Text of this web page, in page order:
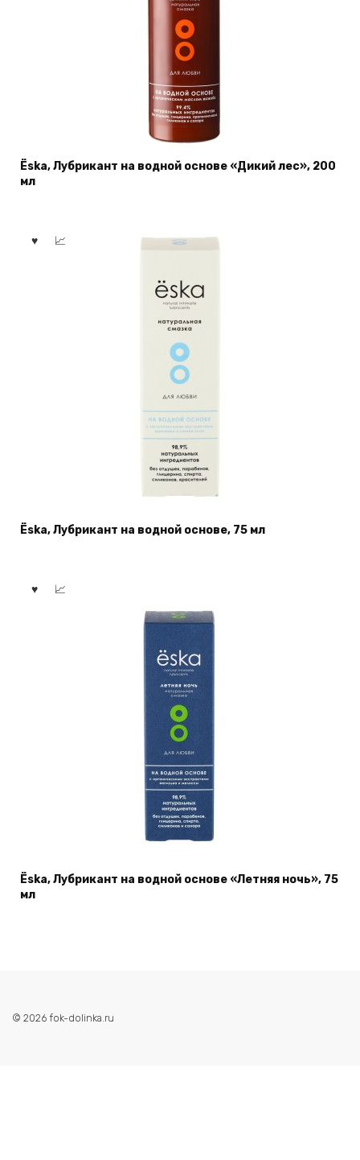
Ёska, Лубрикант на водной основе «Дикий лес», 200
мл
Ёska, Лубрикант на водной основе, 75 мл
Ёska, Лубрикант на водной основе «Летняя ночь», 75
мл
© 2026 fok-dolinka.ru